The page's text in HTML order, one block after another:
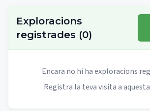
Nivell tècnic:
Exploracions
registrades (0)
Encara no hi ha exploracions
Registra la teva visita a